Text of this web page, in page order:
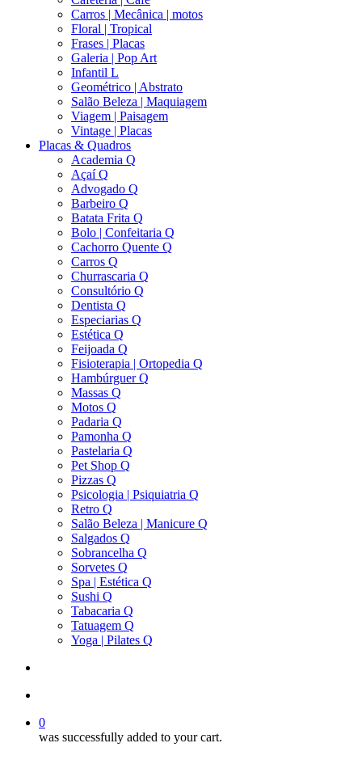
Carros | Mecânica | motos
Floral | Tropical
Frases | Placas
Galeria | Pop Art
Infantil L
Geométrico | Abstrato
Salão Beleza | Maquiagem
Viagem | Paisagem
Vintage | Placas
Placas & Quadros
Academia Q
Açaí Q
Advogado Q
Barbeiro Q
Batata Frita Q
Bolo | Confeitaria Q
Cachorro Quente Q
Carros Q
Churrascaria Q
Consultório Q
Dentista Q
Especiarias Q
Estética Q
Feijoada Q
Fisioterapia | Ortopedia Q
Hambúrguer Q
Massas Q
Motos Q
Padaria Q
Pamonha Q
Pastelaria Q
Pet Shop Q
Pizzas Q
Psicologia | Psiquiatria Q
Retro Q
Salão Beleza | Manicure Q
Salgados Q
Sobrancelha Q
Sorvetes Q
Spa | Estética Q
Sushi Q
Tabacaria Q
Tatuagem Q
Yoga | Pilates Q
0
was successfully added to your cart.